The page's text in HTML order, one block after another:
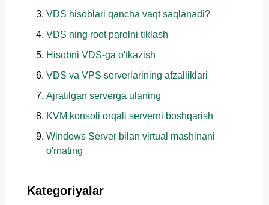
VDS hisoblari qancha vaqt saqlanadi?
VDS ning root parolni tiklash
Hisobni VDS-ga o'tkazish
VDS va VPS serverlarining afzalliklari
Ajratilgan serverga ulaning
KVM konsoli orqali serverni boshqarish
Windows Server bilan virtual mashinani
o'rnating
Kategoriyalar